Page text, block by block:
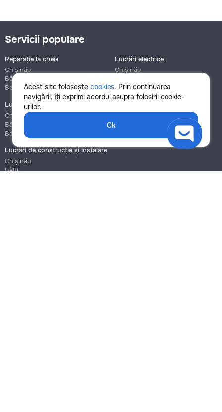
Acest site folosește cookies. Prin continuarea
navigării, îți exprimi acordul asupra folosirii cookie-
urilor.
Ok
Servicii populare
Reparație la cheie
Chișinău
Bălți
Botanica
Lucrări electrice
Chișinău
Botanica
Lucrări de instalații sanitare
Chișinău
Bălți
Botanica
Bălți
Lucrări de construcție și instalare
Chișinău
Bălți